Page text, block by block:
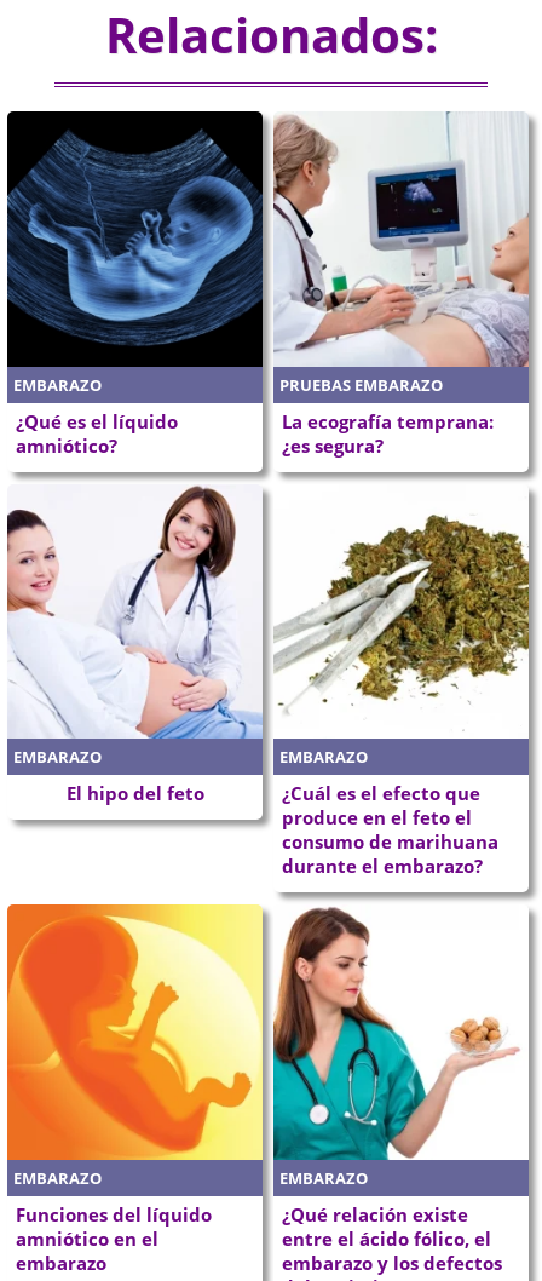
Relacionados:
EMBARAZO
¿Qué es el líquido
amniótico?
PRUEBAS EMBARAZO
La ecografía temprana:
¿es segura?
EMBARAZO
El hipo del feto
EMBARAZO
¿Cuál es el efecto que
produce en el feto el
consumo de marihuana
durante el embarazo?
EMBARAZO
Funciones del líquido
amniótico en el
embarazo
EMBARAZO
¿Qué relación existe
entre el ácido fólico, el
embarazo y los defectos